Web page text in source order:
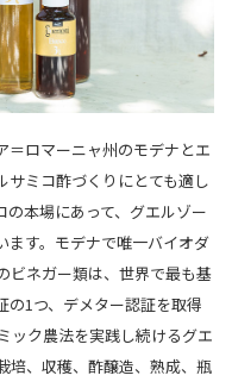
＝ロマーニャ州のモデナとエ
サミコ酢づくりにとても適し
本場にあって、グエルゾー
ます。モデナで唯一バイオダ
ビネガー類は、世界で最も基
の1つ、デメター認証を取得
ック農法を実践し続けるグエ
培、収穫、酢醸造、熟成、瓶